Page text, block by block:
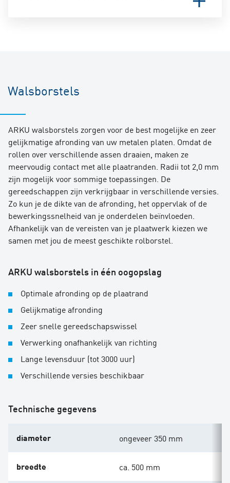
De optimale gereedschapsselectie wordt dan
gekozen dat het over de rand van het
plaatmateriaal wordt getrokken en zo voor de
verkrijgbaar in verschillende diktes en
korrelgroftes.
Walsborstels
ARKU walsborstels zorgen voor de best mogelijke en zeer
gelijkmatige afronding van uw metalen platen. Omdat de
rollen over verschillende assen draaien, maken ze
meervoudig contact met alle plaatranden. Radii tot 2,0 mm
zijn mogelijk voor sommige toepassingen. De
gereedschappen zijn verkrijgbaar in verschillende versies.
Zo kun je de dikte van de afronding, het oppervlak of de
bewerkingssnelheid van je onderdelen beïnvloeden.
Afhankelijk van de vereisten van je plaatwerk kiezen we
samen met jou de meest geschikte rolborstel.
ARKU walsborstels in één oogopslag
Optimale afronding op de plaatrand
Gelijkmatige afronding
Zeer snelle gereedschapswissel
Verwerking onafhankelijk van richting
Lange levensduur (tot 3000 uur)
Verschillende versies beschikbaar
Technische gegevens
diameter ongeveer 350 mm
breedte ca. 500 mm